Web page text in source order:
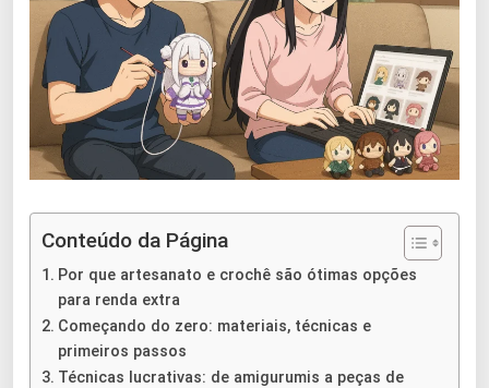
Conteúdo da Página
Por que artesanato e crochê são ótimas opções
para renda extra
Começando do zero: materiais, técnicas e
primeiros passos
Técnicas lucrativas: de amigurumis a peças de